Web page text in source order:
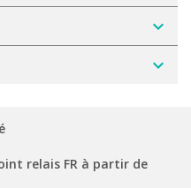
navigate_next
navigate_next
relais FR à partir de